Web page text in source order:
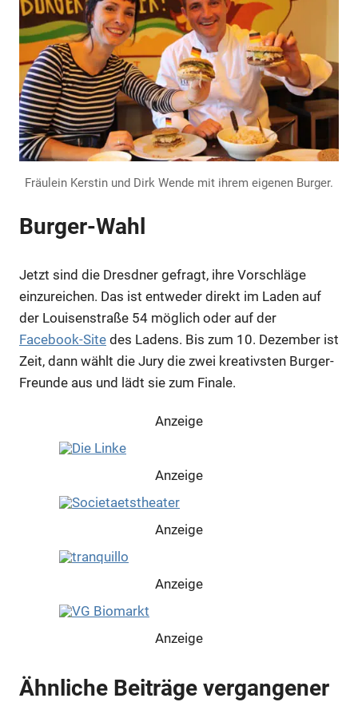
Fräulein Kerstin und Dirk Wende mit ihrem eigenen Burger.
Burger-Wahl
Jetzt sind die Dresdner gefragt, ihre Vorschläge
einzureichen. Das ist entweder direkt im Laden auf
der Louisenstraße 54 möglich oder auf der
Facebook-Site des Ladens. Bis zum 10. Dezember ist
Zeit, dann wählt die Jury die zwei kreativsten Burger-
Freunde aus und lädt sie zum Finale.
Anzeige
Anzeige
Anzeige
Anzeige
Anzeige
Ähnliche Beiträge vergangener